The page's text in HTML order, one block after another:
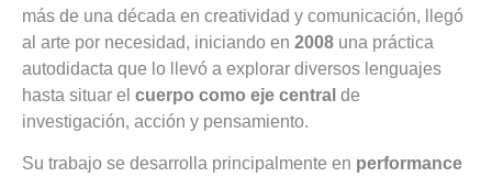
más de una década en creatividad y comunicación, llegó
al arte por necesidad, iniciando en 2008 una práctica
autodidacta que lo llevó a explorar diversos lenguajes
hasta situar el cuerpo como eje central de
investigación, acción y pensamiento.
Su trabajo se desarrolla principalmente en performance